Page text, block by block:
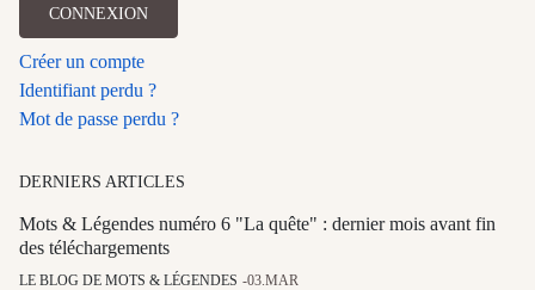
CONNEXION
Créer un compte
Identifiant perdu ?
Mot de passe perdu ?
DERNIERS ARTICLES
Mots & Légendes numéro 6 "La quête" : dernier mois avant fin
des téléchargements
LE BLOG DE MOTS & LÉGENDES 03.MAR